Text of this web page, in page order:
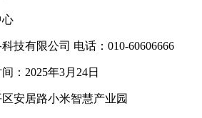
心
技有限公司 电话：010-60606666
：2025年3月24日
安居路小米智慧产业园